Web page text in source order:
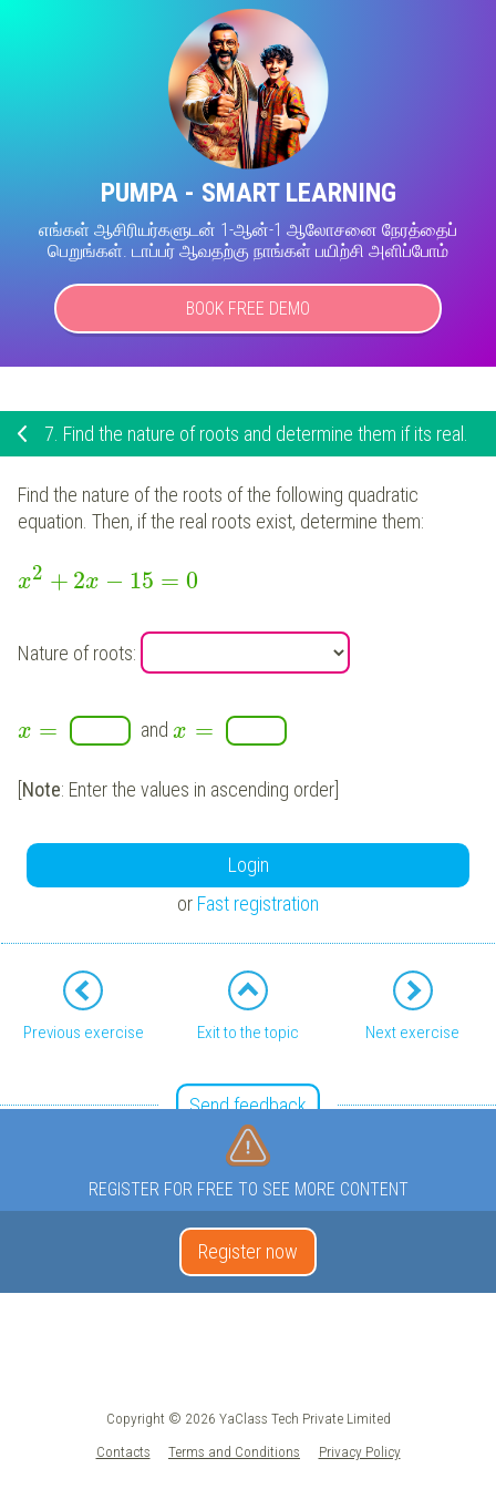
PUMPA - SMART LEARNING
எங்கள் ஆசிரியர்களுடன் 1-ஆன்-1 ஆலோசனை நேரத்தைப்
பெறுங்கள். டாப்பர் ஆவதற்கு நாங்கள் பயிற்சி அளிப்போம்
BOOK FREE DEMO
7. Find the nature of roots and determine them if its real.
Find the nature of the roots of the following quadratic
equation. Then, if the real roots exist, determine them:
x2 + 2x − 15 = 0
Nature of roots:
x = andx =
[Note: Enter the values in ascending order]
Login
or Fast registration
Previous exercise Exit to the topic Next exercise
Send feedback
REGISTER FOR FREE TO SEE MORE CONTENT
Register now
Copyright © 2026 YaClass Tech Private Limited
Contacts
Terms and Conditions Privacy Policy